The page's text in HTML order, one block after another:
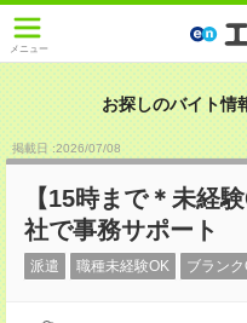
メニュー
お探しのバイト情
掲載日 :2026/07/08
【15時まで＊未経
社で事務サポート
派遣 職種未経験OK ブラン